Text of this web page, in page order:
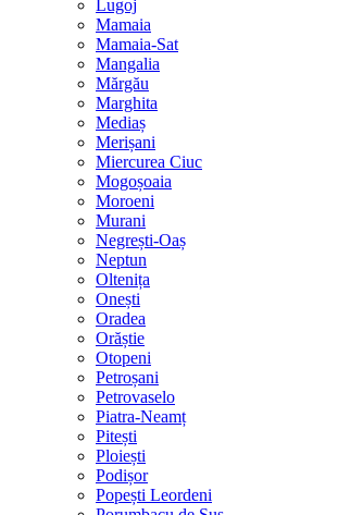
Lugoj
Mamaia
Mamaia-Sat
Mangalia
Mărgău
Marghita
Mediaș
Merișani
Miercurea Ciuc
Mogoșoaia
Moroeni
Murani
Negrești-Oaș
Neptun
Oltenița
Onești
Oradea
Orăștie
Otopeni
Petroșani
Petrovaselo
Piatra-Neamț
Pitești
Ploiești
Podișor
Popești Leordeni